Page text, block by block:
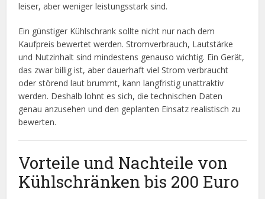
leiser, aber weniger leistungsstark sind.
Ein günstiger Kühlschrank sollte nicht nur nach dem
Kaufpreis bewertet werden. Stromverbrauch, Lautstärke
und Nutzinhalt sind mindestens genauso wichtig. Ein Gerät,
das zwar billig ist, aber dauerhaft viel Strom verbraucht
oder störend laut brummt, kann langfristig unattraktiv
werden. Deshalb lohnt es sich, die technischen Daten
genau anzusehen und den geplanten Einsatz realistisch zu
bewerten.
Vorteile und Nachteile von
Kühlschränken bis 200 Euro